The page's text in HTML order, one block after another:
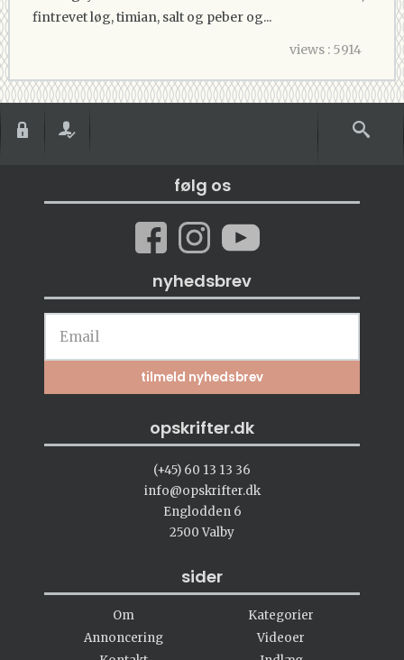
fintrevet løg, timian, salt og peber og...
views : 5914
følg os
nyhedsbrev
opskrifter.dk
(+45) 60 13 13 36
info@opskrifter.dk
Englodden 6
2500 Valby
sider
Om
Annoncering
Kategorier
Videoer